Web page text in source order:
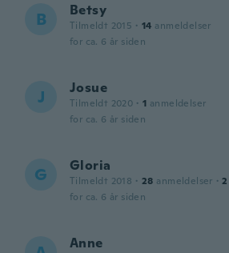
B Betsy
Tilmeldt 2015 · 14 anmeldelser
for ca. 6 år siden
J Josue
Tilmeldt 2020 · 1 anmeldelser
for ca. 6 år siden
G Gloria
Tilmeldt 2018 · 28 anmeldelser · 2
for ca. 6 år siden
Anne